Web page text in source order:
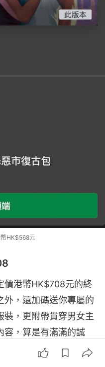
幣HK$568元
價港幣HK$708元的終
外，還加碼送你專屬的
裝，更附帶貫穿男女主
容，算是有滿滿的誠